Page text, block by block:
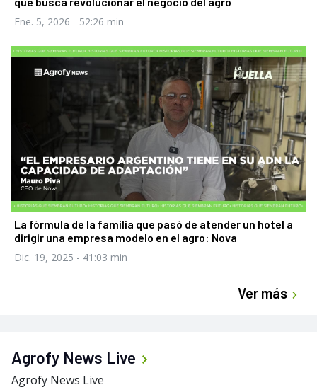
Ene. 5, 2026 - 52:26 min
La fórmula de la familia que pasó de atender un hotel a
dirigir una empresa modelo en el agro: Nova
Dic. 19, 2025 - 41:03 min
Ver más
Agrofy News Live
Agrofy News Live